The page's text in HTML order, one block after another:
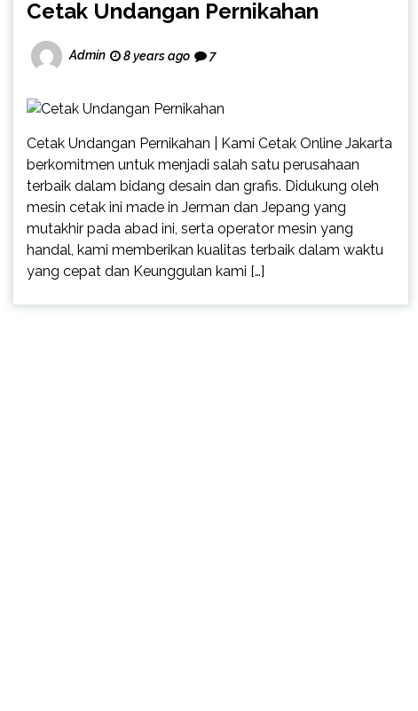
Cetak Undangan Pernikahan
Admin 8 years ago 7
Cetak Undangan Pernikahan | Kami Cetak Online Jakarta
berkomitmen untuk menjadi salah satu perusahaan
terbaik dalam bidang desain dan grafis. Didukung oleh
mesin cetak ini made in Jerman dan Jepang yang
mutakhir pada abad ini, serta operator mesin yang
handal, kami memberikan kualitas terbaik dalam waktu
yang cepat dan Keunggulan kami […]